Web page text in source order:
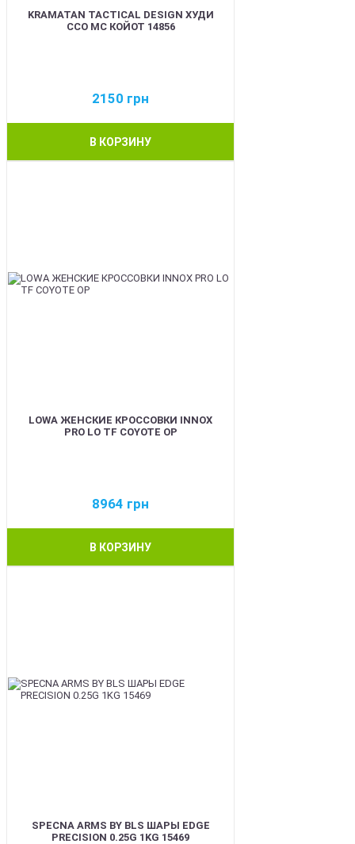
KRAMATAN TACTICAL DESIGN ХУДИ
ССО МС КОЙОТ 14856
2150 грн
В КОРЗИНУ
LOWA ЖЕНСКИЕ КРОССОВКИ INNOX
PRO LO TF COYOTE OP
8964 грн
В КОРЗИНУ
SPECNA ARMS BY BLS ШАРЫ EDGE
PRECISION 0.25G 1KG 15469